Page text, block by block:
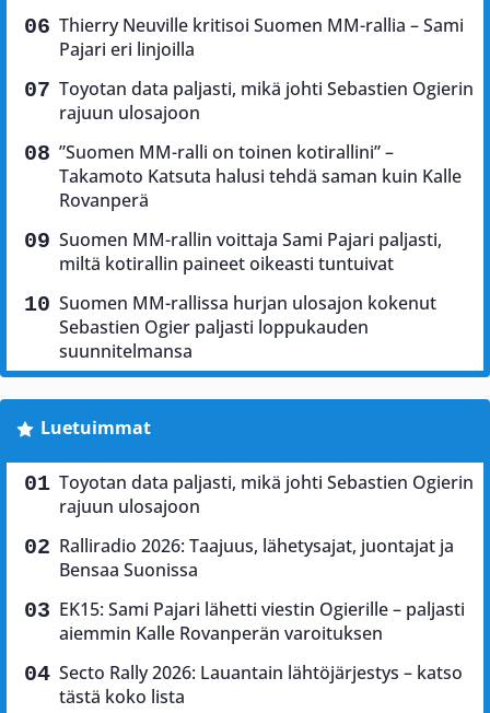
Thierry Neuville kritisoi Suomen MM-rallia – Sami
Pajari eri linjoilla
Toyotan data paljasti, mikä johti Sebastien Ogierin
rajuun ulosajoon
”Suomen MM-ralli on toinen kotirallini” –
Takamoto Katsuta halusi tehdä saman kuin Kalle
Rovanperä
Suomen MM-rallin voittaja Sami Pajari paljasti,
miltä kotirallin paineet oikeasti tuntuivat
Suomen MM-rallissa hurjan ulosajon kokenut
Sebastien Ogier paljasti loppukauden
suunnitelmansa
Luetuimmat
Toyotan data paljasti, mikä johti Sebastien Ogierin
rajuun ulosajoon
Ralliradio 2026: Taajuus, lähetysajat, juontajat ja
Bensaa Suonissa
EK15: Sami Pajari lähetti viestin Ogierille – paljasti
aiemmin Kalle Rovanperän varoituksen
Secto Rally 2026: Lauantain lähtöjärjestys – katso
tästä koko lista